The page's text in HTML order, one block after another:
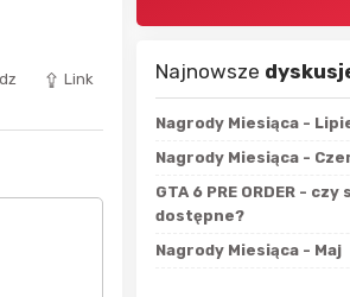
Link Najnowsze
Nagrody Miesiąca -
Nagrody Miesiąca -
GTA 6 PRE ORDER - czy
dostępne?
Nagrody Miesiąca - Maj